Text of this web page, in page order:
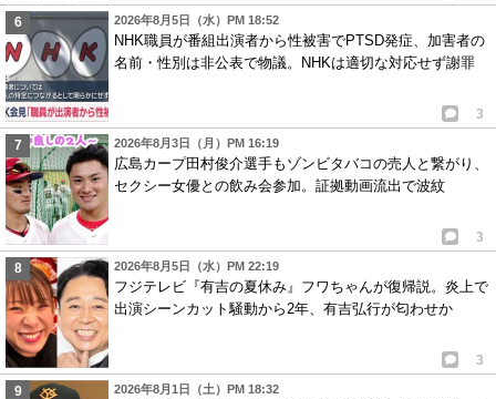
2026年8月5日（水）PM 18:52
NHK職員が番組出演者から性被害でPTSD発症、加害者の
名前・性別は非公表で物議。NHKは適切な対応せず謝罪
3
2026年8月3日（月）PM 16:19
広島カープ田村俊介選手もゾンビタバコの売人と繋がり、
セクシー女優との飲み会参加。証拠動画流出で波紋
3
2026年8月5日（水）PM 22:19
フジテレビ『有吉の夏休み』フワちゃんが復帰説。炎上で
出演シーンカット騒動から2年、有吉弘行が匂わせか
3
2026年8月1日（土）PM 18:32